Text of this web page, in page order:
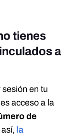
tienes
a
en tu
acceso a la
de
la